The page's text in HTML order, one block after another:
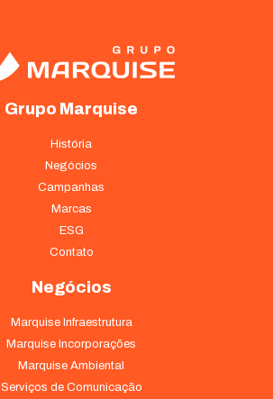
Grupo Marquise
História
Negócios
Campanhas
Marcas
ESG
Contato
Negócios
Marquise Infraestrutura
Marquise Incorporações
Marquise Ambiental
Serviços de Comunicação